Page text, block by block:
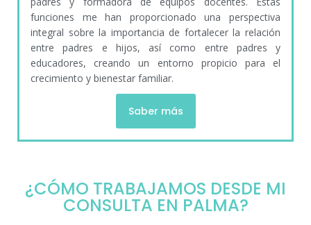
funciones me han proporcionado una perspectiva
integral sobre la importancia de fortalecer la relación
entre padres e hijos, así como entre padres y
educadores, creando un entorno propicio para el
crecimiento y bienestar familiar.
Saber más
¿CÓMO TRABAJAMOS DESDE MI
CONSULTA EN PALMA?